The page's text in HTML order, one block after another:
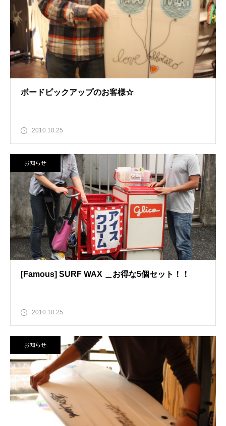
ボードピックアップのお客様☆
2010.10.25
お知らせ
[Famous] SURF WAX ＿お得な5個セット！！
2010.10.25
お知らせ